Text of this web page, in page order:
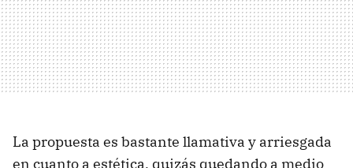
La propuesta es bastante llamativa y arriesgada
en cuanto a estética, quizás quedando a medio